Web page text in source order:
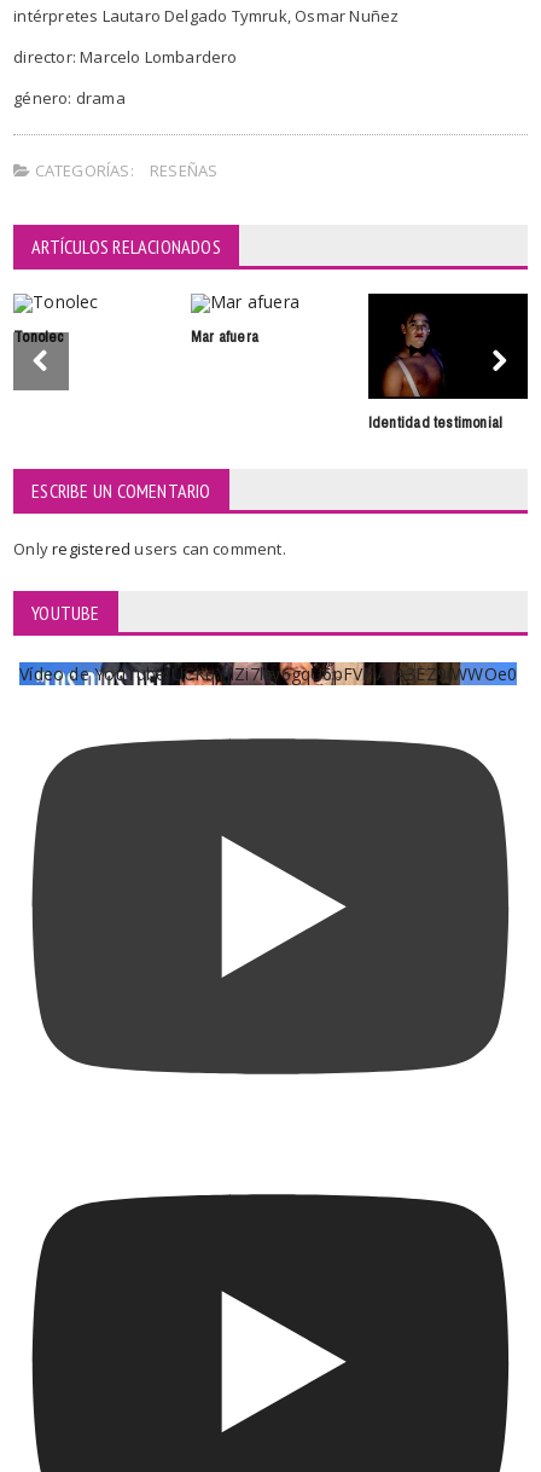
intérpretes Lautaro Delgado Tymruk, Osmar Nuñez
director: Marcelo Lombardero
género: drama
CATEGORÍAS: RESEÑAS
ARTÍCULOS RELACIONADOS
Tonolec Mar afuera
Identidad testimonial
ESCRIBE UN COMENTARIO
Onlyregisteredusers can comment.
YOUTUBE
Vídeo de YouTube UCKqYjiZi7lzy6gqU6pFVFiA_A3EZ9JWWOe0